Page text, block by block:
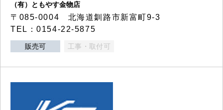
（有）ともやす金物店
〒085-0004 北海道釧路市新富町9-3
TEL：0154-22-5875
販売可 工事・取付可